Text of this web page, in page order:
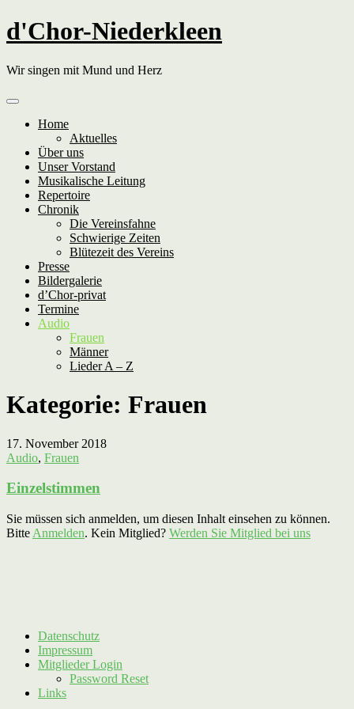
Skip
to
d'Chor-Niederkleen
Wir singen mit Mund und Herz
Home
Aktuelles
Über uns
Unser Vorstand
Musikalische Leitung
Repertoire
Chronik
Die Vereinsfahne
Schwierige Zeiten
Blütezeit des Vereins
Presse
Bildergalerie
d’Chor-privat
Termine
Audio
Frauen
Männer
Lieder A – Z
Kategorie: Frauen
17. November 2018
Audio, Frauen
Einzelstimmen
Sie müssen sich anmelden, um diesen Inhalt einsehen zu können.
Bitte Anmelden. Kein Mitglied? Werden Sie Mitglied bei uns
Datenschutz
Impressum
Mitglieder Login
Password Reset
Links